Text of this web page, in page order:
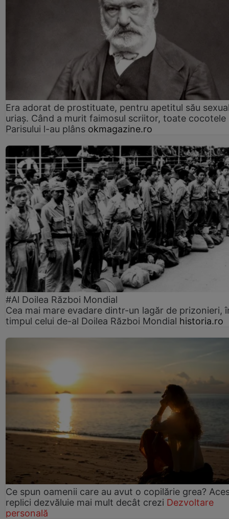
Era adorat de prostituate, pentru apetitul său
uriaș. Când a murit faimosul scriitor, toate cocotele
Parisului l-au plâns okmagazine.ro
#Al Doilea Război Mondial
Cea mai mare evadare dintr-un lagăr de prizonieri,
timpul celui de-al Doilea Război Mondial historia.ro
Ce spun oamenii care au avut o copilărie grea?
replici dezvăluie mai mult decât crezi Dezvoltare
personală